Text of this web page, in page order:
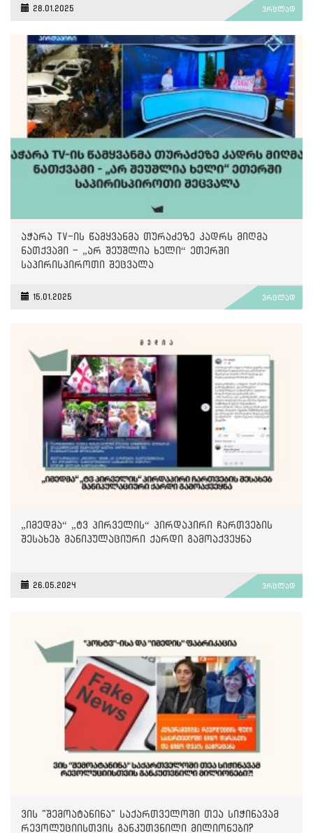
28.01.2025 ვრცლად
აჭარა TV-ის წამყვანმა თურაძეზე კადრს მიღმა
ნათქვამი - „არ შეუშლია ხელი“ ეთერში
საპირისპიროთი შეცვალა
15.01.2025 ვრცლად
„იმედმა“ „ტვ პირველის“ პირდაპირი ჩართვების
შესახებ მანიპულაციური ქარდი გამოაქვეყნა
26.05.2024 ვრცლად
ვის "შემოატანინა" საქართველოში თეა სიჭინავამ
რევოლუციისთვის განკუთვნილი მილიონები?